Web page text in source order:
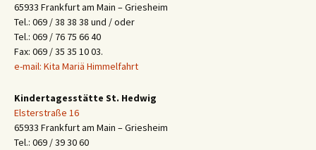
65933 Frankfurt am Main – Griesheim
Tel.: 069 / 38 38 38 und / oder
Tel.: 069 / 76 75 66 40
Fax: 069 / 35 35 10 03.
e-mail: Kita Mariä Himmelfahrt
Kindertagesstätte St. Hedwig
Elsterstraße 16
65933 Frankfurt am Main – Griesheim
Tel.: 069 / 39 30 60